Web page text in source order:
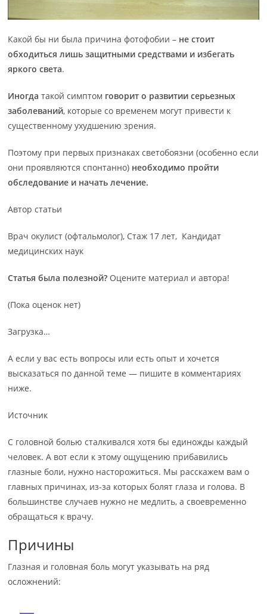
Какой бы ни была причина фотофобии – не стоит
обходиться лишь защитными средствами и избегать
яркого света.
Иногда такой симптом говорит о развитии серьезных
заболеваний, которые со временем могут привести к
существенному ухудшению зрения.
Поэтому при первых признаках светобоязни (особенно если
они проявляются спонтанно) необходимо пройти
обследование и начать лечение.
Автор статьи
Врач окулист (офтальмолог), Стаж 17 лет, Кандидат
медицинских наук
Статья была полезной? Оцените материал и автора!
(Пока оценок нет)
Загрузка…
А если у вас есть вопросы или есть опыт и хочется
высказаться по данной теме — пишите в комментариях
ниже.
Источник
С головной болью сталкивался хотя бы единожды каждый
человек. А вот если к этому ощущению прибавились
глазные боли, нужно насторожиться. Мы расскажем вам о
главных причинах, из-за которых болят глаза и голова. В
большинстве случаев нужно не медлить, а своевременно
обращаться к врачу.
Причины
Глазная и головная боль могут указывать на ряд
осложнений: